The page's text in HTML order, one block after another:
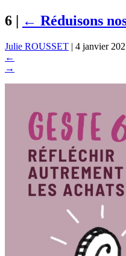
6 | ← Réduisons
Julie ROUSSET | 4 janvier
←
→